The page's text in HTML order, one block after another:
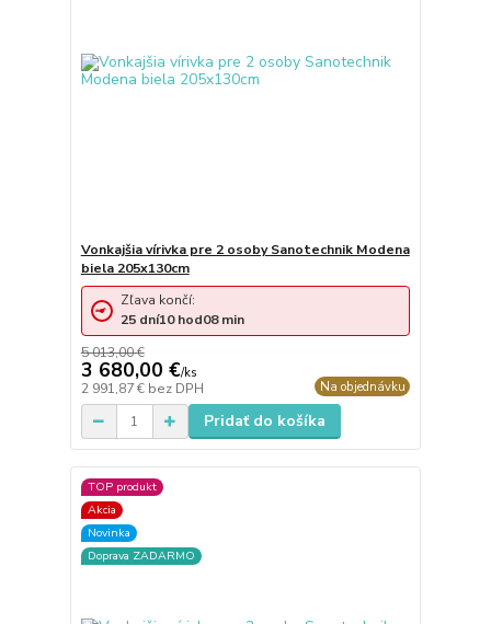
Vonkajšia vírivka pre 2 osoby Sanotechnik Modena
biela 205x130cm
5 013,00 €
3 680,00 €/ks
2 991,87 € bez DPH Na objednávku
Zľava končí:
25 dní10hod08min
Pridať do košíka
TOP produkt
Akcia
Novinka
Doprava ZADARMO